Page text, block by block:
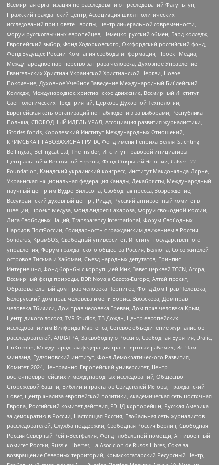
Всемирная организация по расследованию преследований Фалуньгун,
Пражский гражданский центр, Ассоциация школ политических
исследований при Совете Европы, Центр либеральной современности,
Форум русскоязычных европейцев, Немецко-русский обмен, Бард колледж,
Европейский выбор, Фонд Ходорковского, Оксфордский российский фонд,
Фонд Будущее России, Компания свободы информации, Проект Медиа,
Международное партнерство за права человека, Духовное Управление
Евангельских Христиан Украинской Христианской Церкви, Новое
Поколение, Духовное Учебное Заведение Международный Библейский
Колледж, Международное христианское движение, Всемирный Институт
Саентологических Предприятий, Церковь Духовной Технологии,
Европейская сеть организаций по наблюдению за выборами, Республика
Польша, СВОБОДНЫЙ ИДЕЛЬ-УРАЛ, Ассоциация развития журналистики,
IStories fonds, Королевский Институт Международных Отношений,
КРИМСЬКА ПРАВОЗАХИСНА ГРУПА, Фонд имени Генриха Бёлля, Stichting
Bellingcat, Bellingcat Ltd, The Insider, Институт правовой инициативы
Центральной и Восточной Европы, Фонд Открытой Эстонии, Calvert 22
Foundation, Канадский украинский конгресс, Институт Макдональда-Лорье,
Украинская национальная федерация Канады, Декабристы, Международный
научный центр им Вудро Вильсона, Свободная пресса, Возрождение,
Всеукраинский духовный центр , Риддл, Русский антивоенный комитет в
Швеции, Проект Медуза, Фонд Андрея Сахарова, Форум свободной России,
Лига Свободных Наций, Transparеncy International, Форум Свободных
Народов ПостРоссии, Солидарность с гражданским движением в России –
Solidarus, КрымSOS, Свободный университет, Институт государственного
управления, Форум гражданского общества Россия, Беллона, Союз жителей
островов Тисима и Хабомаи, Съезд народных депутатов, Гринпис
Интернешнл, Фонд борьбы с коррупцией Инк, Завет церквей TCCN, Агора,
Всемирный фонд природы, BDR Novaja Gazeta-Europe, Алтай проект,
Образовательный дом прав человека Чернигов, Фонд Дом Прав Человека,
Белорусский дом прав человека имени Бориса Звозскова, Дом прав
человека Тбилиси, Дом прав человека Ереван, Дом прав человека Крым,
Центр дикого лосося, TVR Studios, ТВ Дождь, Центр европейских
исследований им Вилфрида Мартенса, Сетевое объединение журналистов
расследователей, АЛЛАТРА, За свободную Россию, Свободная Бурятия, Uralic,
UnKremlin, Международная федерация транспортных рабочих, ИстЧам
Финланд, Гудзоновский институт, Фонд Демократического Развития,
Комитет-2024, Центрально-Европейский университет, Центр
восточноевропейских и международных исследований, Общество
Сторожевой башни, Библии и трактатов Свидетелей Иеговы, Гражданский
Совет, Центр анализа европейской политики, Академическая сеть Восточная
Европа, Российский комитет действия, РЭНД корпорейшн, Русская Америка
за демократию в России, Настоящая Россия, Глобальная сеть журналистов-
расследователей, Служба поддержки, Свободная Россия Берлин, Свободная
Россия Северный Рейн-Вестфалия, Фонд глобальной помощи, Антивоенный
комитет России, Russie-Libertes, La Asocicion de Rusos Libres, Союз за
возвращение Северных территорий, Крымскотатарский Ресурсный Центр,